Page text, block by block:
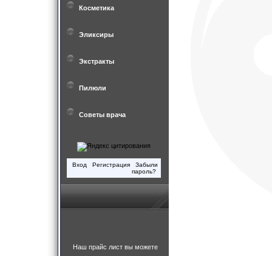
Косметика
Эликсиры
Экстракты
Пилюли
Советы врача
Вход Регистрация
Забыли
пароль?
Наш прайс лист вы можете